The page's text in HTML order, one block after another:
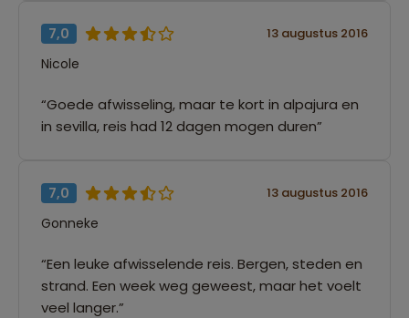
7,0 13 augustus 2016
Nicole
“Goede afwisseling, maar te kort in alpajura en
in sevilla, reis had 12 dagen mogen duren”
7,0 13 augustus 2016
Gonneke
“Een leuke afwisselende reis. Bergen, steden en
strand. Een week weg geweest, maar het voelt
veel langer.”